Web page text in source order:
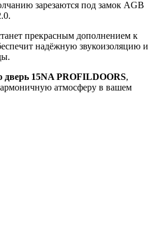
зарезаются под замок AGB
прекрасным дополнением к
надёжную звукоизоляцию и
15NA PROFILDOORS,
атмосферу в вашем